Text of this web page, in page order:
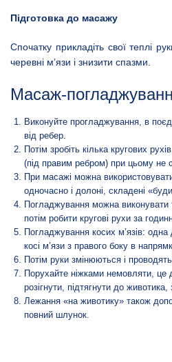
Підготовка до масажу
Спочатку прикладіть свої теплі
черевні м’язи і знизити спазми.
Масаж-
Виконуйте прогладжування, в
від ребер.
Потім зробіть кілька кругових
(під правим ребром) при цьому не
При масажі можна
одночасно і долоні, складені
Погладжування можна виконувати
потім робити кругові рухи за
Погладжування косих м’язів:
косі м’язи з правого боку в
Потім руки змінюються і
Порухайте ніжками немовляти, це
розігнути, підтягнути до
Лежання «на животику» також
повний шлунок.